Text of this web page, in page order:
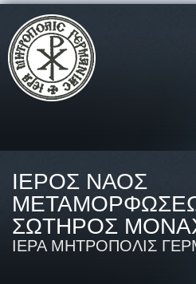
ΙΕΡΟΣ ΝΑΟΣ
ΣΩΤΗΡΟΣ
ΙΕΡΑ ΜΗΤΡΟΠΟΛΙΣ